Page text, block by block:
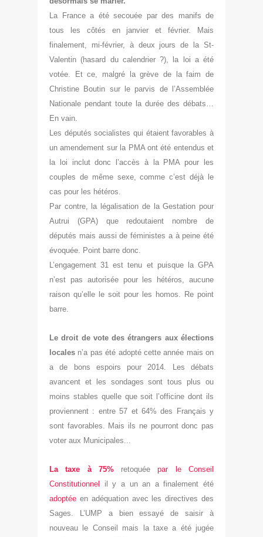
La France a été secouée par des manifs de
tous les côtés en janvier et février. Mais
finalement, mi-février, à deux jours de la St-
Valentin (hasard du calendrier ?), la loi a été
votée. Et ce, malgré la grève de la faim de
Christine Boutin sur le parvis de l’Assemblée
Nationale pendant toute la durée des débats…
En vain
Les députés socialistes qui étaient favorables à
un amendement sur la PMA ont été entendus et
la loi inclut donc l’accès à la PMA pour les
couples de même sexe, comme c’est déjà le
cas pour les hétéros.
Par contre, la légalisation de la Gestation pour
Autrui (GPA) que redoutaient nombre de
députés mais aussi de féministes a à peine été
évoquée. Point barre donc.
L’engagement 31 est tenu et puisque la GPA
n’est pas autorisée pour les hétéros, aucune
raison qu’elle le soit pour les homos. Re point
barre.
Le droit de vote des étrangers aux élections
locales n’a pas été adopté cette année mais on
a de bons espoirs pour 2014. Les débats
avancent et les sondages sont tous plus ou
moins stables quelle que soit l’officine dont ils
proviennent : entre 57 et 64% des Français y
sont favorables. Mais ils ne pourront donc pas
voter aux Municipales...
La taxe à 75%retoquéepar le Conseil
Constitutionnel
il y a un an a finalement été
adoptée en adéquation avec les directives des
Sages. L’UMP a bien essayé de saisir à
nouveau le Conseil mais la taxe a été jugée